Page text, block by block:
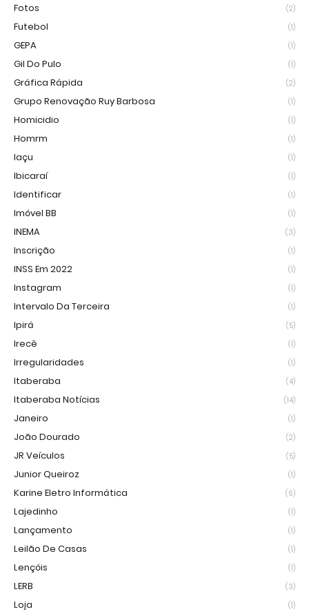
Fotos (2)
Futebol (1)
GEPA (1)
Gil Do Pulo (1)
Gráfica Rápida (2)
Grupo Renovação Ruy Barbosa (1)
Homicidio (1)
Homrm (1)
Iaçu (1)
Ibicaraí (1)
Identificar (1)
Imóvel BB (1)
INEMA (3)
Inscrição (1)
INSS Em 2022 (1)
Instagram (1)
Intervalo Da Terceira (1)
Ipirá (5)
Irecê (1)
Irregularidades (1)
Itaberaba (4)
Itaberaba Notícias (14)
Janeiro (1)
João Dourado (2)
JR Veículos (5)
Junior Queiroz (1)
Karine Eletro Informática (6)
Lajedinho (1)
Lançamento (1)
Leilão De Casas (1)
Lençóis (1)
LERB (3)
Loja (1)